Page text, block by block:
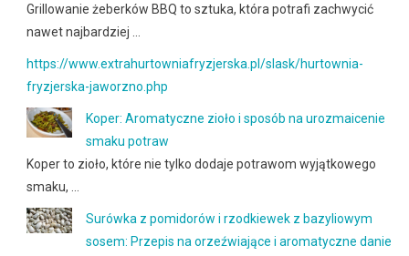
Grillowanie żeberków BBQ to sztuka, która potrafi zachwycić
nawet najbardziej …
https://www.extrahurtowniafryzjerska.pl/slask/hurtownia-
fryzjerska-jaworzno.php
Koper: Aromatyczne zioło i sposób na urozmaicenie
smaku potraw
Koper to zioło, które nie tylko dodaje potrawom wyjątkowego
smaku, …
Surówka z pomidorów i rzodkiewek z bazyliowym
sosem: Przepis na orzeźwiające i aromatyczne danie